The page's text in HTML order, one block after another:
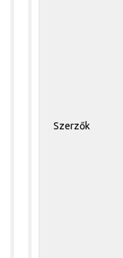
Szerzők